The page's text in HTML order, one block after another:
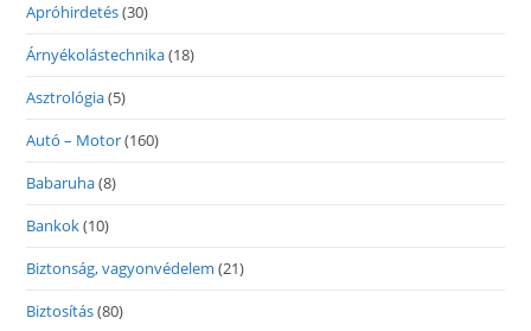
Apróhirdetés(30)
Árnyékolástechnika(18)
Asztrológia(5)
Autó – Motor(160)
Babaruha(8)
Bankok(10)
Biztonság, vagyonvédelem (21)
Biztosítás(80)